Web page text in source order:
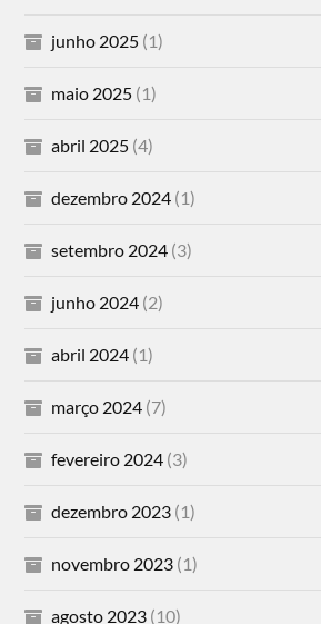
junho 2025 (1)
maio 2025 (1)
abril 2025 (4)
dezembro 2024 (1)
setembro 2024 (3)
junho 2024 (2)
abril 2024 (1)
março 2024 (7)
fevereiro 2024 (3)
dezembro 2023 (1)
novembro 2023 (1)
agosto 2023 (10)